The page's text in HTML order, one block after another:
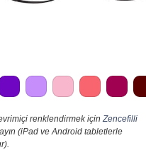
renklendirmek için Zencefilli
(iPad ve Android tabletlerle